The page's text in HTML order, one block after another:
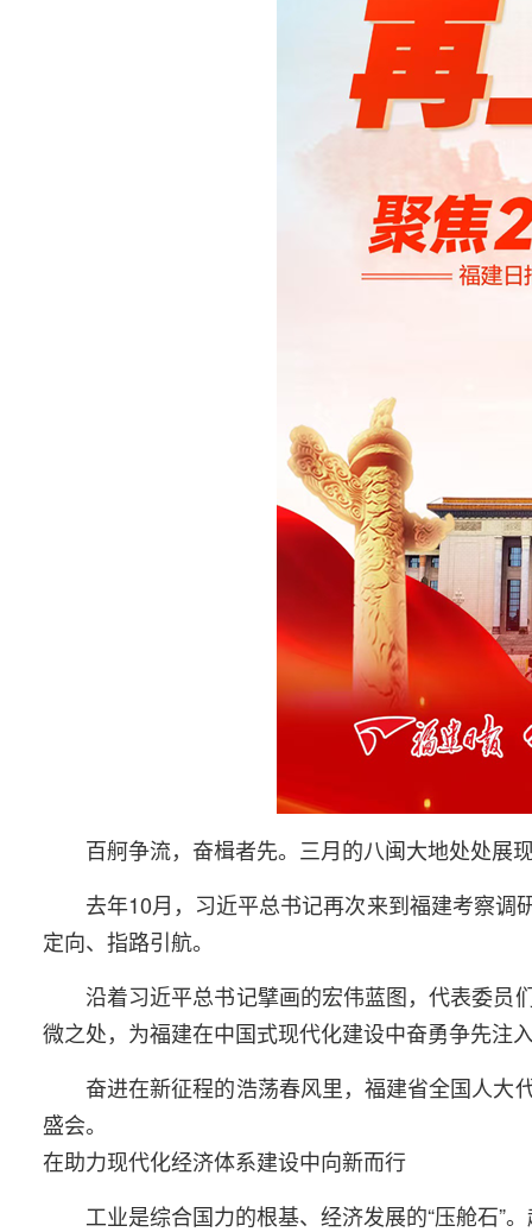
百舸争流，奋楫者先。三月的八闽大地处处展
去年10月，习近平总书记再次来到福建考察
定向、指路引航。
沿着习近平总书记擘画的宏伟蓝图，代表委员
微之处，为福建在中国式现代化建设中奋勇争先注
奋进在新征程的浩荡春风里，福建省全国人大
盛会。
在助力现代化经济体系建设中向新而行
工业是综合国力的根基、经济发展的“压舱石”